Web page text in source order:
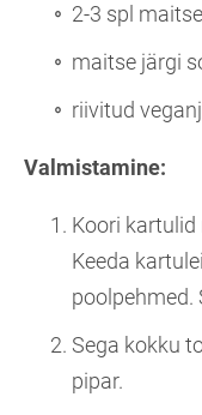
2-3 spl
maitse järgi
riivitud
Valmistamine:
Koori kartulid
Keeda
poolpehmed.
Sega kokku
pipar.